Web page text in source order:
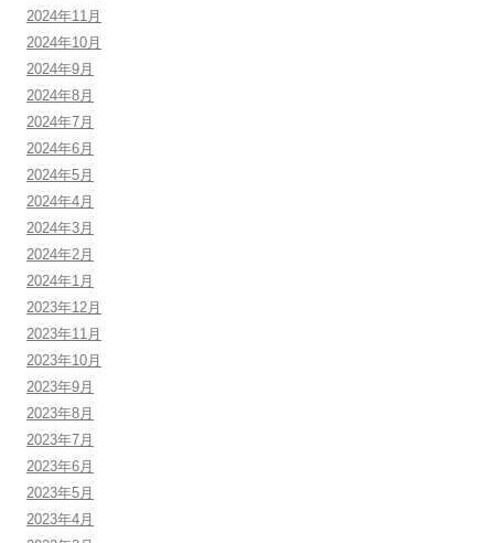
2024年11月
2024年10月
2024年9月
2024年8月
2024年7月
2024年6月
2024年5月
2024年4月
2024年3月
2024年2月
2024年1月
2023年12月
2023年11月
2023年10月
2023年9月
2023年8月
2023年7月
2023年6月
2023年5月
2023年4月